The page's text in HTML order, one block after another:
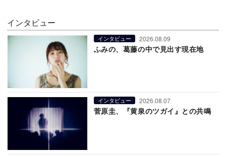
インタビュー
インタビュー 2026.08.09
ふみの、葛藤の中で見出す現在地
インタビュー 2026.08.07
菅原圭、『黄泉のツガイ』との共鳴